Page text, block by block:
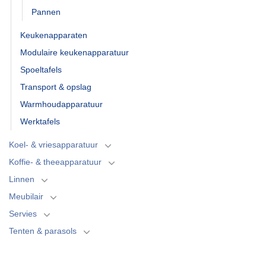
Pannen
Keukenapparaten
Modulaire keukenapparatuur
Spoeltafels
Transport & opslag
Warmhoudapparatuur
Werktafels
Koel- & vriesapparatuur
Koffie- & theeapparatuur
Linnen
Meubilair
Servies
Tenten & parasols